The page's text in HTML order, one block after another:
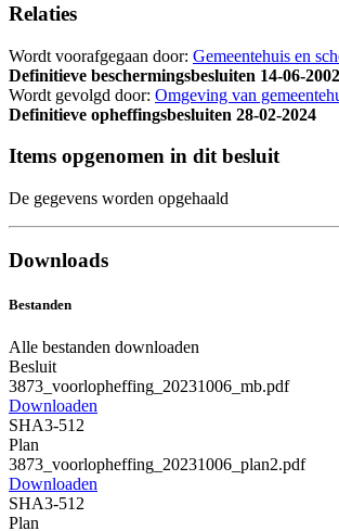
Relaties
Wordt voorafgegaan door: Gemeentehuis en
Definitieve beschermingsbesluiten 14-06-2002
Wordt gevolgd door: Omgeving van
Definitieve opheffingsbesluiten 28-02-2024
Items opgenomen in dit besluit
De gegevens worden opgehaald
Downloads
Bestanden
Alle bestanden downloaden
Besluit
3873_voorlopheffing_20231006_mb.pdf
Downloaden
SHA3-512
Plan
3873_voorlopheffing_20231006_plan2.pdf
Downloaden
SHA3-512
Plan